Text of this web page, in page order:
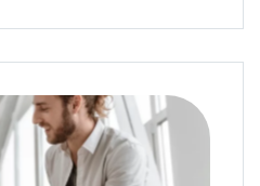
dans le temps.